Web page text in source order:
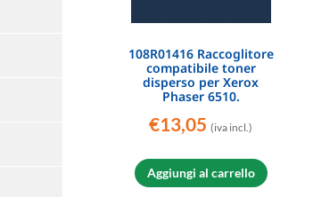
108R01416 Raccoglitore
compatibile toner
disperso per Xerox
Phaser 6510.
€13,05 (iva incl.)
Aggiungi al carrello